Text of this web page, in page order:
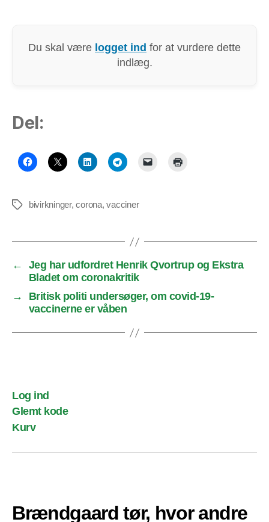
Du skal være logget ind for at vurdere dette
indlæg.
Del:
Tags bivirkninger,corona,vacciner
←
Jeg har udfordret Henrik Qvortrup og Ekstra
Bladet om coronakritik
→
Britisk politi undersøger, om covid-19-
vaccinerne er våben
Log ind
Glemt kode
Kurv
Brændgaard tør, hvor andre